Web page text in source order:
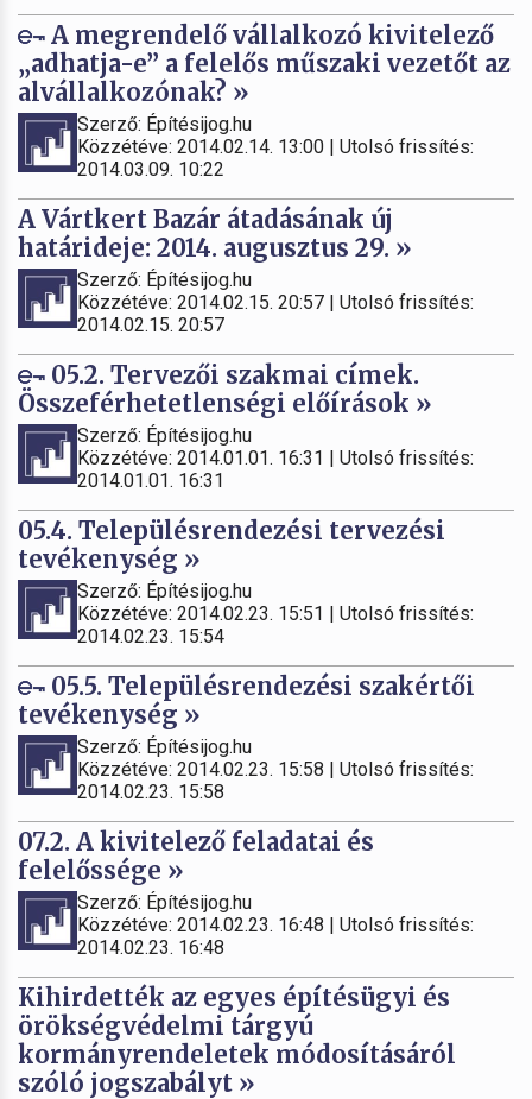
A megrendelő vállalkozó kivitelező
„adhatja-e” a felelős műszaki vezetőt az
alvállalkozónak? »
Szerző: Építésijog.hu
Közzétéve: 2014.02.14. 13:00 | Utolsó frissítés:
2014.03.09. 10:22
A Vártkert Bazár átadásának új
határideje: 2014. augusztus 29. »
Szerző: Építésijog.hu
Közzétéve: 2014.02.15. 20:57 | Utolsó frissítés:
2014.02.15. 20:57
05.2. Tervezői szakmai címek.
Összeférhetetlenségi előírások »
Szerző: Építésijog.hu
Közzétéve: 2014.01.01. 16:31 | Utolsó frissítés:
2014.01.01. 16:31
05.4. Településrendezési tervezési
tevékenység »
Szerző: Építésijog.hu
Közzétéve: 2014.02.23. 15:51 | Utolsó frissítés:
2014.02.23. 15:54
05.5. Településrendezési szakértői
tevékenység »
Szerző: Építésijog.hu
Közzétéve: 2014.02.23. 15:58 | Utolsó frissítés:
2014.02.23. 15:58
07.2. A kivitelező feladatai és
felelőssége »
Szerző: Építésijog.hu
Közzétéve: 2014.02.23. 16:48 | Utolsó frissítés:
2014.02.23. 16:48
Kihirdették az egyes építésügyi és
örökségvédelmi tárgyú
kormányrendeletek módosításáról
szóló jogszabályt »